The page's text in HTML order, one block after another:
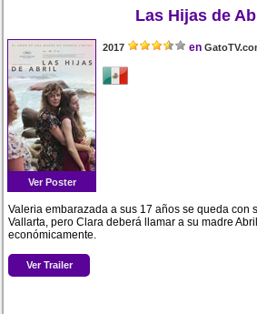
Las Hijas de
Ver Poster
2017 en
Valeria embarazada a sus 17 años se queda con
Vallarta, pero Clara deberá llamar a su madre
económicamente.
Ver Trailer